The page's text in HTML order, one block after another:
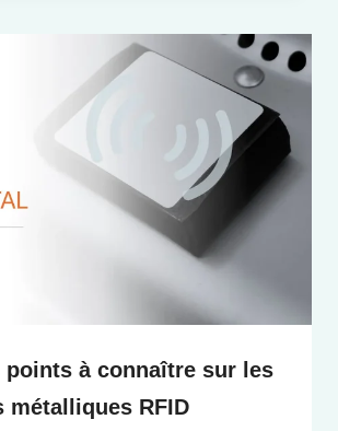
points à connaître sur les
métalliques RFID